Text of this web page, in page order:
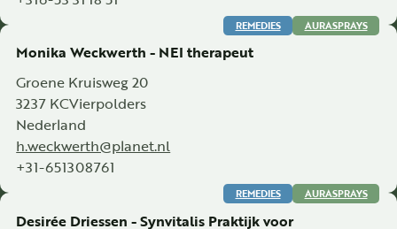
Monika Weckwerth - NEI therapeut
Groene Kruisweg 20
3237 KCVierpolders
Nederland
h.weckwerth@planet.nl
+31-651308761
REMEDIES AURASPRAYS
Desirée Driessen - Synvitalis Praktijk voor
REMEDIES AURASPRAYS